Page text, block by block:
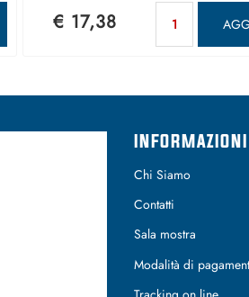
€ 17,38
INFORMAZIONI
Chi Siamo
Contatti
Sala mostra
Modalità di